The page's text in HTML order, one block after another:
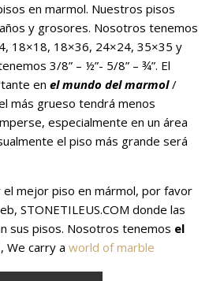
en marmol. Nuestros pisos
y grosores. Nosotros tenemos
18×18, 18×36, 24×24, 35×35 y
3/8” – ½”- 5/8” – ¾”. El
en el mundo del marmol/
más grueso tendrá menos
especialmente en un área
el piso más grande será
mejor piso en mármol, por favor
STONETILEUS.COM donde las
sus pisos. Nosotros tenemos el
, We carry a world of marble